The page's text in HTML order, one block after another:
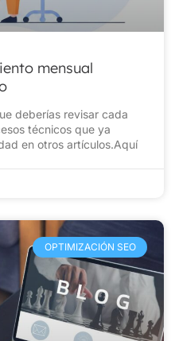
mensual
deberías revisar cada
técnicos que ya
en otros artículos.Aquí
OPTIMIZACIÓN SEO